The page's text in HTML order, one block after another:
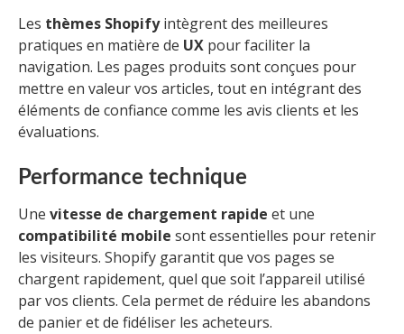
Les thèmes Shopifyintègrent des meilleures
pratiques en matière de UX pour faciliter la
navigation. Les pages produits sont conçues pour
mettre en valeur vos articles, tout en intégrant des
éléments de confiance comme les avis clients et les
évaluations.
Performance technique
Une vitesse de chargement rapide et une
compatibilité mobile sont essentielles pour retenir
les visiteurs. Shopify garantit que vos pages se
chargent rapidement, quel que soit l’appareil utilisé
par vos clients. Cela permet de réduire les abandons
de panier et de fidéliser les acheteurs.